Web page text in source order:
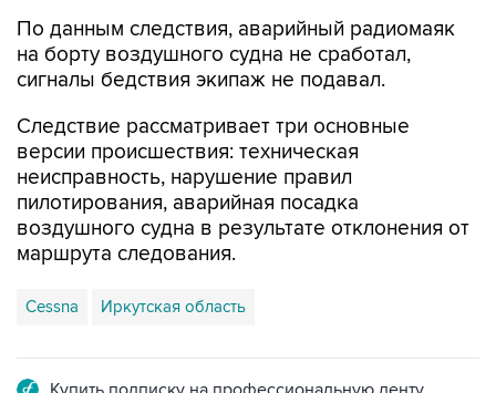
По данным следствия, аварийный радиомаяк
на борту воздушного судна не сработал,
сигналы бедствия экипаж не подавал.
Следствие рассматривает три основные
версии происшествия: техническая
неисправность, нарушение правил
пилотирования, аварийная посадка
воздушного судна в результате отклонения от
маршрута следования.
Cessna Иркутская область